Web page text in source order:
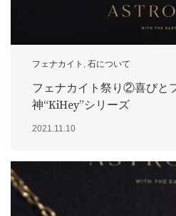
フェナカイト , 石について
フェナカイト祭り②喜びと
神“KiHey”シリーズ
2021.11.10